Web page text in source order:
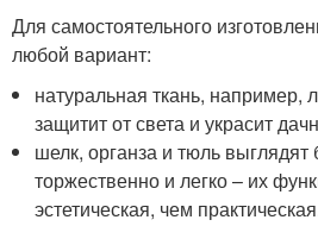
Для самостоятельного
любой вариант:
натуральная ткань, например,
защитит от света и украсит
шелк, органза и тюль выглядят
торжественно и легко – их
эстетическая, чем